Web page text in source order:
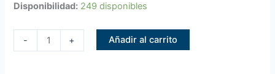
Disponibilidad: 249 disponibles
- + Añadir al carrito